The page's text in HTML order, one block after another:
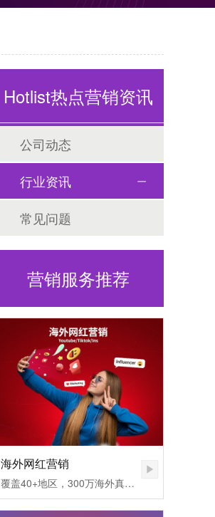
Hotlist热点营销资讯
公司动态
行业资讯
常见问题
营销服务推荐
海外网红营销
覆盖40+地区，300万海外真实网红匹配，不同社媒平台发布内容矩阵，快速提高品牌认知度。1.无需百万粉丝，也可让您的品牌和产品一夜爆红